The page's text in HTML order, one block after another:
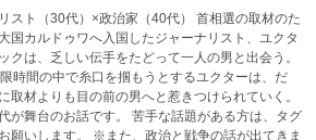
（30代）×政治家（40代） 首相選の取材のた
国カルドゥワへ入国したジャーナリスト、ユクタ
クは、乏しい伝手をたどって一人の男と出会う。
時間の中で糸口を掴もうとするユクターは、だ
取材よりも目の前の男へと惹きつけられていく。
が舞台のお話です。 苦手な話題がある方は、タグ
※また、政治と戦争の話が出てきま